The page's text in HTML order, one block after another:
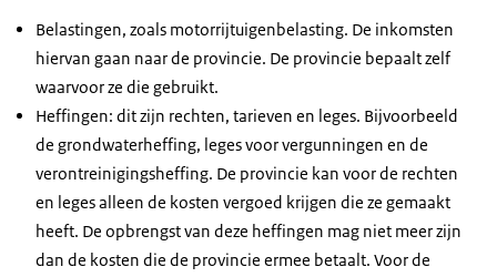
Belastingen, zoals motorrijtuigenbelasting. De inkomsten
hiervan gaan naar de provincie. De provincie bepaalt zelf
waarvoor ze die gebruikt.
Heffingen: dit zijn rechten, tarieven en leges. Bijvoorbeeld
de grondwaterheffing, leges voor vergunningen en de
verontreinigingsheffing. De provincie kan voor de rechten
en leges alleen de kosten vergoed krijgen die ze gemaakt
heeft. De opbrengst van deze heffingen mag niet meer zijn
dan de kosten die de provincie ermee betaalt. Voor de